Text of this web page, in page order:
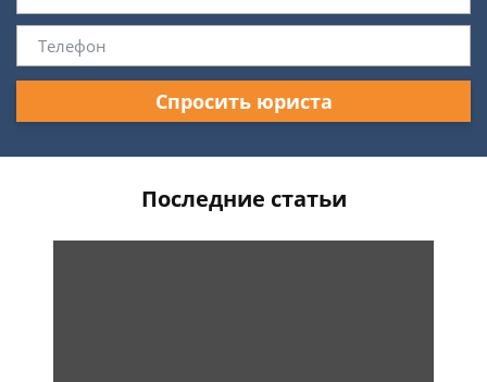
Спросить юриста
Последние статьи